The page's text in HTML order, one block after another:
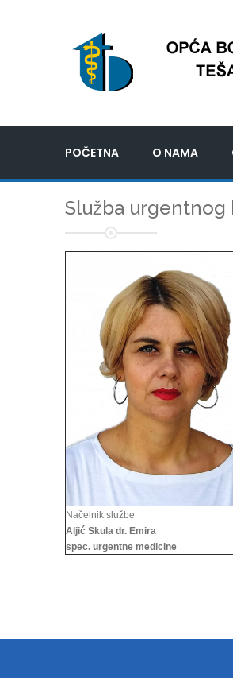
POČETNA O NAMA
Služba urgentnog
Načelnik službe
Aljić Skula dr. Emira
spec. urgentne medicine